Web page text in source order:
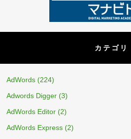
カテゴリ
AdWords (224)
Adwords Digger (3)
AdWords Editor (2)
AdWords Express (2)